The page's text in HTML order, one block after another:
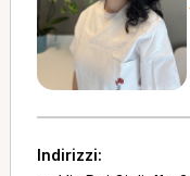
Indirizzi: